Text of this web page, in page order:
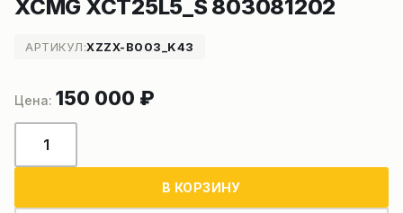
XCMG XCT25L5_S 803081202
АРТИКУЛ:XZZX-B003_K43
150 000 ₽
товара
В КОРЗИНУ